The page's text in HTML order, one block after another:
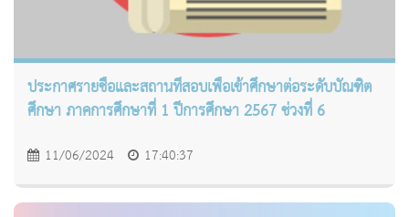
ประกาศรายชื่อและสถานที่สอบเพื่อเข้าศึกษาต่อระดับบัณฑิต
ศึกษา ภาคการศึกษาที่ 1 ปีการศึกษา 2567 ช่วงที่ 6
11/06/2024 17:40:37